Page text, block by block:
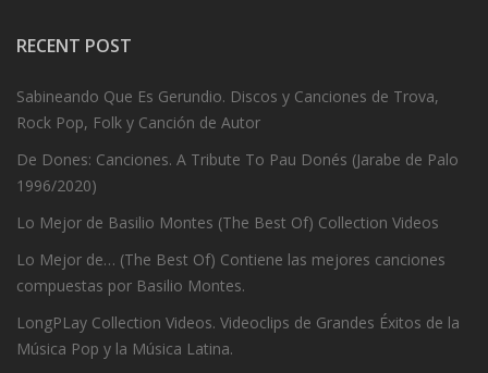
RECENT POST
Sabineando Que Es Gerundio. Discos y Canciones de Trova,
Rock Pop, Folk y Canción de Autor
De Dones: Canciones. A Tribute To Pau Donés (Jarabe de Palo
1996/2020)
Lo Mejor de Basilio Montes (The Best Of) Collection Videos
Lo Mejor de… (The Best Of) Contiene las mejores canciones
compuestas por Basilio Montes.
LongPLay Collection Videos. Videoclips de Grandes Éxitos de la
Música Pop y la Música Latina.